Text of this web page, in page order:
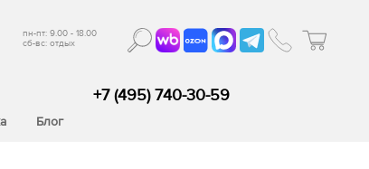
пн-пт: 9.00 - 18.00
сб-вс: отдых
Блог
+7 (495) 740-30-59